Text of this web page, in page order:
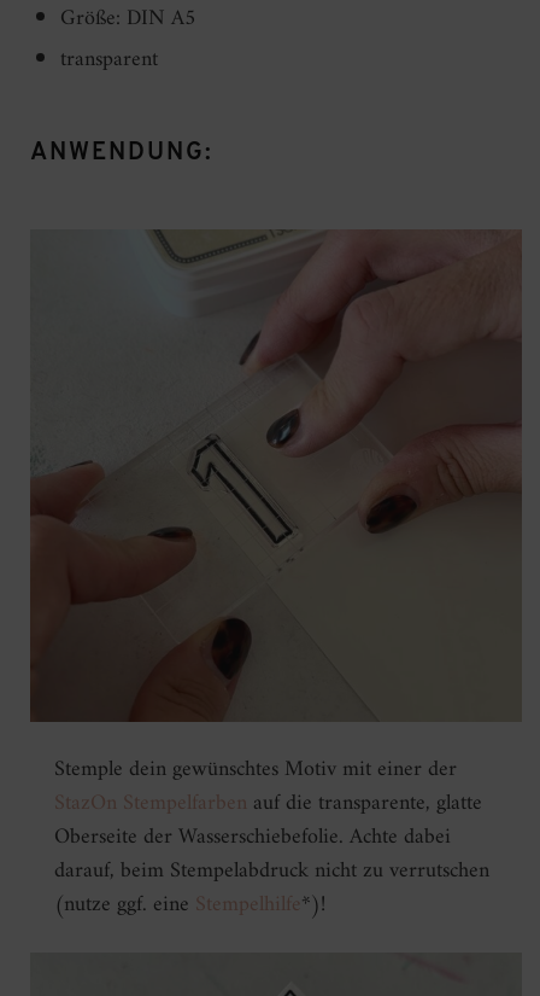
Größe: DIN A5
transparent
ANWENDUNG:
Stemple dein gewünschtes Motiv mit einer der
StazOn Stempelfarben auf die transparente, glatte
Oberseite der Wasserschiebefolie. Achte dabei
darauf, beim Stempelabdruck nicht zu verrutschen
(nutze ggf. eine Stempelhilfe*)!